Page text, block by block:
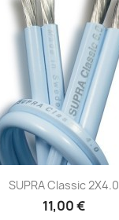
Anteprima
SUPRA Classic 2X4.0
11,00 €